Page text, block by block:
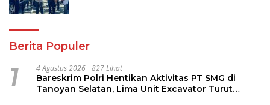
Berita Populer
1 4 Agustus 2026 827 Lihat
Bareskrim Polri Hentikan Aktivitas PT SMG di
Tanoyan Selatan, Lima Unit Excavator Turut